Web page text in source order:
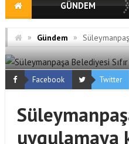
GÜNDEM
» Gündem »
Facebook Twitter
uygulamaya